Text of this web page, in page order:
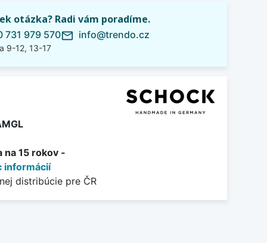
otázka? Radi vám poradíme.
731 979 570
9-12, 13-17
mail_outline info@trendo.cz
na 15 rokov -
informácií
distribúcie pre ČR